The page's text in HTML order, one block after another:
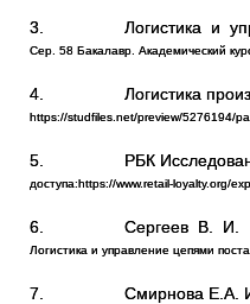
3. Логистика и
Сер. 58 Бакалавр. Академический
4. Логистика
https://studfiles.net/preview/5276194/
5. РБК
доступа:https://www.retail-loyalty.org/
6. Сергеев В. И.
Логистика и управление цепями
7. Смирнова Е.А.